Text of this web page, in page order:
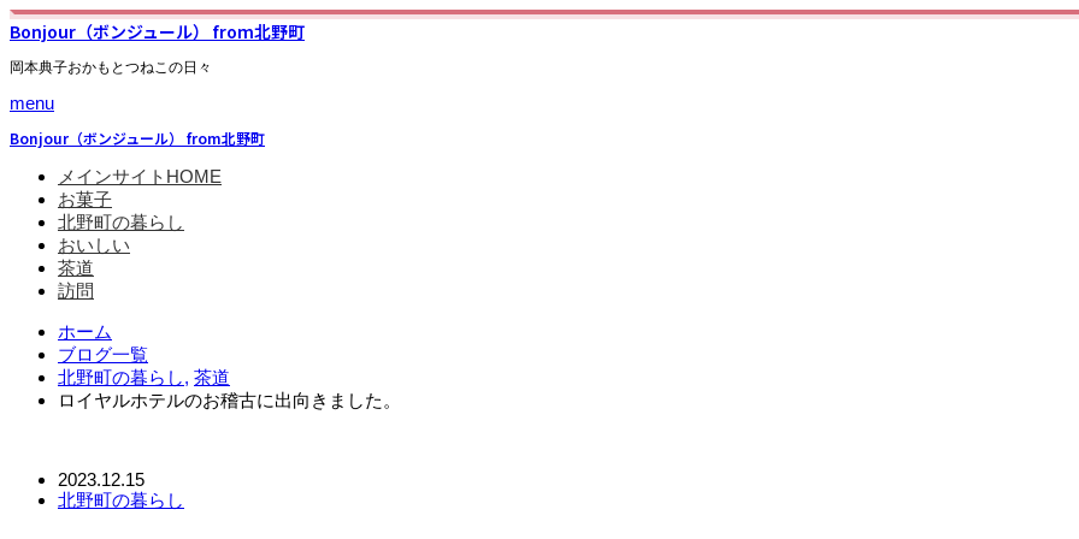
Bonjour（ボンジュール） from北野町
岡本典子おかもとつねこの日々
menu
Bonjour（ボンジュール） from北野町
メインサイトHOME
お菓子
北野町の暮らし
おいしい
茶道
訪問
ホーム
ブログ一覧
北野町の暮らし, 茶道
ロイヤルホテルのお稽古に出向きました。
2023.12.15
北野町の暮らし